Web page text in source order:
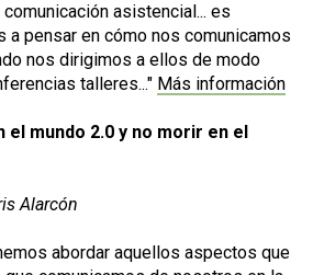
asistencial... es
a pensar en cómo nos comunicamos
nos dirigimos a ellos de modo
talleres..." Más información
el mundo 2.0 y no morir en el
Alarcón
abordar aquellos aspectos que